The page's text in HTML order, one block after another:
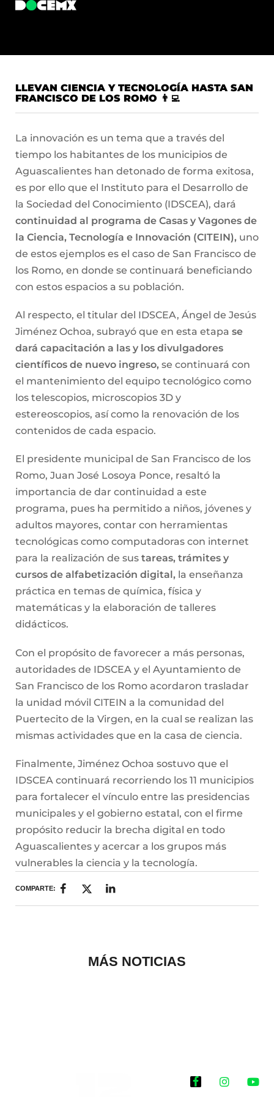
LLEVAN CIENCIA Y TECNOLOGÍA HASTA SAN
FRANCISCO DE LOS ROMO 👨‍💻
La innovación es un tema que a través del
tiempo los habitantes de los municipios de
Aguascalientes han detonado de forma exitosa,
es por ello que el Instituto para el Desarrollo de
la Sociedad del Conocimiento (IDSCEA), dará
continuidad al programa de Casas y Vagones de
la Ciencia, Tecnología e Innovación (CITEIN), uno
de estos ejemplos es el caso de San Francisco de
los Romo, en donde se continuará beneficiando
con estos espacios a su población.
Al respecto, el titular del IDSCEA, Ángel de Jesús
Jiménez Ochoa, subrayó que en esta etapa se
dará capacitación a las y los divulgadores
científicos de nuevo ingreso, se continuará con
el mantenimiento del equipo tecnológico como
los telescopios, microscopios 3D y
estereoscopios, así como la renovación de los
contenidos de cada espacio.
El presidente municipal de San Francisco de los
Romo, Juan José Losoya Ponce, resaltó la
importancia de dar continuidad a este
programa, pues ha permitido a niños, jóvenes y
adultos mayores, contar con herramientas
tecnológicas como computadoras con internet
para la realización de sus tareas, trámites y
cursos de alfabetización digital, la enseñanza
práctica en temas de química, física y
matemáticas y la elaboración de talleres
didácticos.
Con el propósito de favorecer a más personas,
autoridades de IDSCEA y el Ayuntamiento de
San Francisco de los Romo acordaron trasladar
la unidad móvil CITEIN a la comunidad del
Puertecito de la Virgen, en la cual se realizan las
mismas actividades que en la casa de ciencia.
Finalmente, Jiménez Ochoa sostuvo que el
IDSCEA continuará recorriendo los 11 municipios
para fortalecer el vínculo entre las presidencias
municipales y el gobierno estatal, con el firme
propósito reducir la brecha digital en todo
Aguascalientes y acercar a los grupos más
vulnerables la ciencia y la tecnología.
COMPARTE:
MÁS NOTICIAS